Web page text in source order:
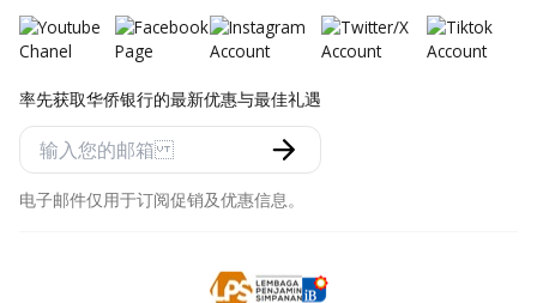
率先获取华侨银行的最新优惠与最佳礼遇
电子邮件仅用于订阅促销及优惠信息。